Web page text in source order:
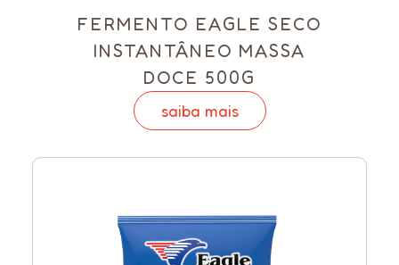
FERMENTO EAGLE SECO
INSTANTÂNEO MASSA
DOCE 500G
saiba mais